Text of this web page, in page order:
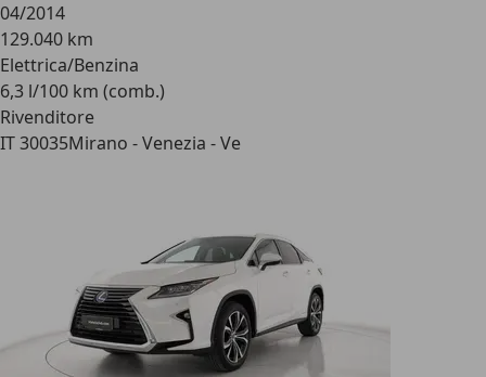
04/2014
129.040 km
Elettrica/Benzina
6,3 l/100 km (comb.)
Rivenditore
IT 30035Mirano - Venezia - Ve